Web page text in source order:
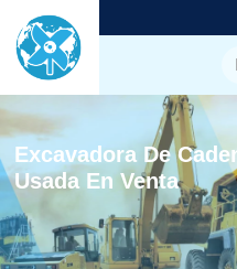
Excavadora De
Usada En Venta